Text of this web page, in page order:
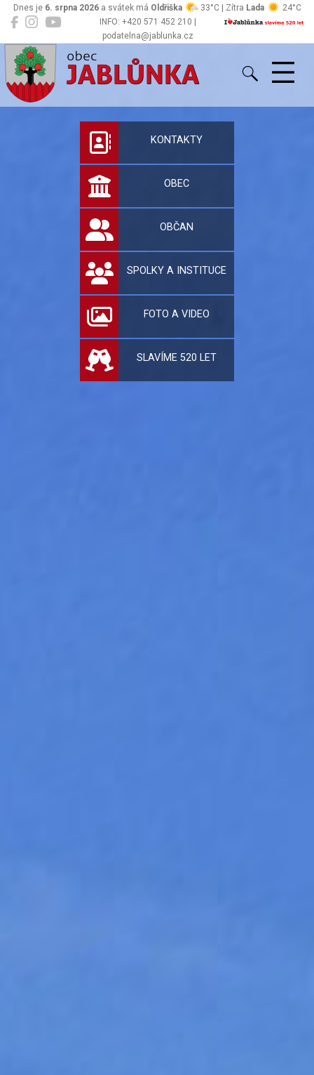
INFO: +420 571 452 210 |
podatelna@jablunka.cz
Dnes je 6. srpna 2026a svátek má Oldřiška 33°C | Zítra Lada 24°C
Jablůnka
Oficiální stránky
KONTAKTY
OBEC
OBČAN
SPOLKY A INSTITUCE
FOTO A VIDEO
SLAVÍME 520 LET